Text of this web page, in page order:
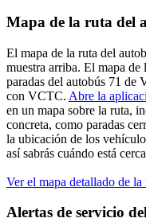
Mapa de la ruta del
El mapa de la ruta del
muestra arriba. El mapa de
paradas del autobús 71 de
con VCTC. Abre la
en un mapa sobre la ruta,
concreta, como paradas
la ubicación de los
así sabrás cuándo está
Ver el mapa detallado de la
Alertas de servicio